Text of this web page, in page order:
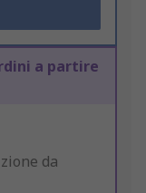
a partire
da